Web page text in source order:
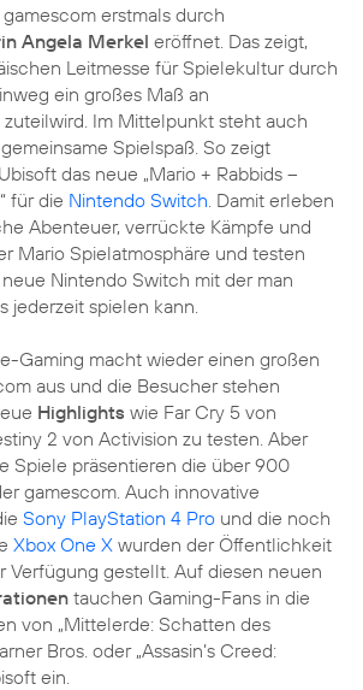
erstmals durch
Angela Merkel eröffnet. Das zeigt,
Leitmesse für Spielekultur durch
ein großes Maß an
Im Mittelpunkt steht auch
Spielspaß. So zeigt
das neue „Mario + Rabbids –
für die Nintendo Switch . Damit erleben
Abenteuer, verrückte Kämpfe und
Mario Spielatmosphäre und testen
Nintendo Switch mit der man
jederzeit spielen kann.
Gaming macht wieder einen großen
aus und die Besucher stehen
Highlights wie Far Cry 5 von
2 von Activision zu testen. Aber
Spiele präsentieren die über 900
gamescom. Auch innovative
Sony PlayStation 4 Pro und die noch
Xbox One X wurden der Öffentlichkeit
Verfügung gestellt. Auf diesen neuen
tauchen Gaming-Fans in die
von „Mittelerde: Schatten des
Bros. oder „Assasin’s Creed:
ein.